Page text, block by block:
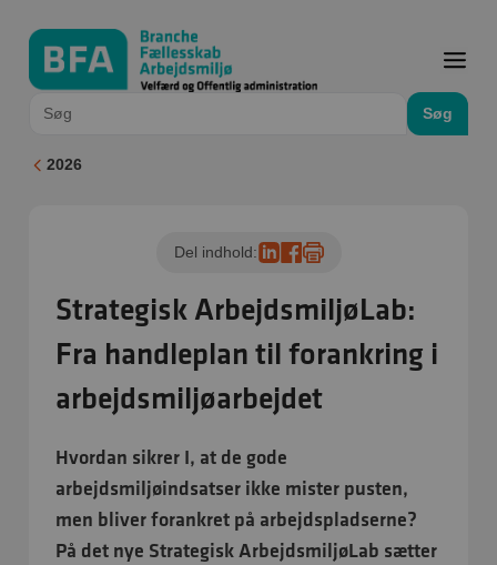
Søg
2026
Strategisk ArbejdsmiljøLab:
Fra handleplan til forankring i
arbejdsmiljøarbejdet
Del indhold:
Hvordan sikrer I, at de gode
arbejdsmiljøindsatser ikke mister pusten,
men bliver forankret på arbejdspladserne?
På det nye Strategisk ArbejdsmiljøLab sætter